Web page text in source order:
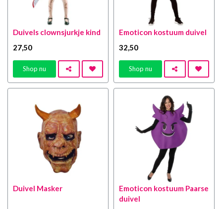
Duivels clownsjurkje kind
27,50
Shop nu
Emoticon kostuum duivel
32,50
Shop nu
Duivel Masker
Emoticon kostuum Paarse
duivel